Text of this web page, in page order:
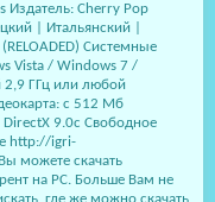
Издатель: Cherry Pop
| Итальянский |
Системные
Vista / Windows 7 /
2,9 ГГц или любой
с 512 Мб
DirectX 9.0c Свободное
http://igri-
можете скачать
на PC. Больше Вам не